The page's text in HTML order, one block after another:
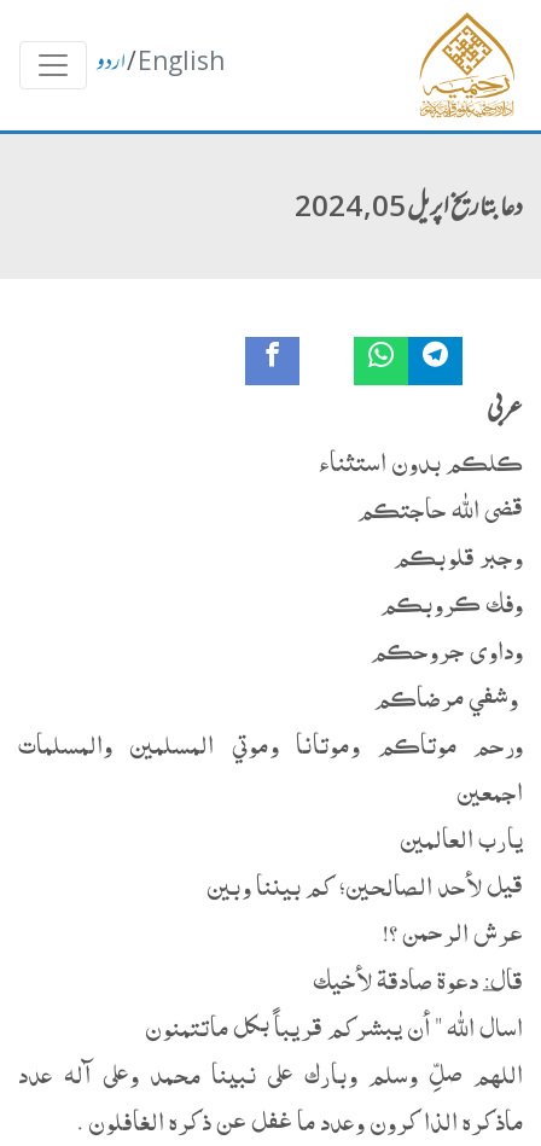
English
/اردو
دعا بتاریخ اپریل 05, 2024
عربی
ڪلڪم بدون استثناء
‏قضى الله حاجتڪم
وجبر قلوبڪم
وفك ڪروبڪم
وداوى جروحڪم
‏ وشفي مرضاڪم
ورحم موتاڪم وموتانا وموتي المسلمين والمسلمات
اجمعين
يارب العالمين
‏قيل لأحد الصالحين؛ كم بيننا وبين
‏عرش الرحمن ؟!
‏قال:_ دعوة صادقة لأخيك
‏اسال الله ‏" أن يبشركم قريباً بكل ماتتمنون
‏اللهم صلِّ وسلم وبارك على نبينا محمد وعلى آله عدد
ماذكره الذاكرون وعدد ما غفل عن ذكره الغافلون .